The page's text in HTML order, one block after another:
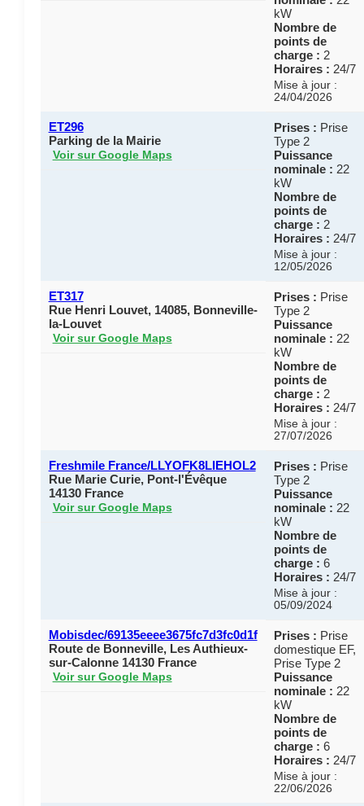
kW
Nombre de
points de
charge : 2
Horaires : 24/7
Mise à jour :
24/04/2026
ET296
Parking de la Mairie
Voir sur Google Maps
Prises : Prise
Type 2
Puissance
nominale : 22
kW
Nombre de
points de
charge : 2
Horaires : 24/7
Mise à jour :
12/05/2026
ET317
Rue Henri Louvet, 14085, Bonneville-
la-Louvet
Voir sur Google Maps
Prises : Prise
Type 2
Puissance
nominale : 22
kW
Nombre de
points de
charge : 2
Horaires : 24/7
Mise à jour :
27/07/2026
Freshmile France/LLYOFK8LIEHOL2
Rue Marie Curie, Pont-l'Évêque
14130 France
Voir sur Google Maps
Prises : Prise
Type 2
Puissance
nominale : 22
kW
Nombre de
points de
charge : 6
Horaires : 24/7
Mise à jour :
05/09/2024
Mobisdec/69135eeee3675fc7d3fc0d1f
Route de Bonneville, Les Authieux-
sur-Calonne 14130 France
Voir sur Google Maps
Prises : Prise
domestique EF,
Prise Type 2
Puissance
nominale : 22
kW
Nombre de
points de
charge : 6
Horaires : 24/7
Mise à jour :
22/06/2026